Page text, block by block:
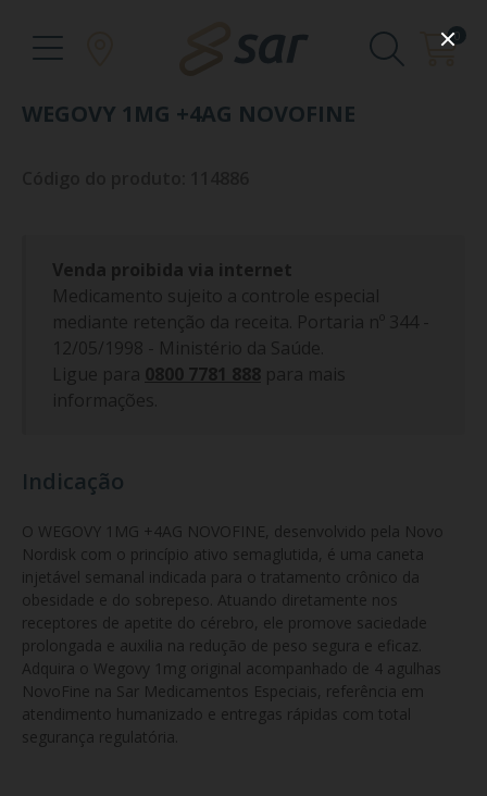
0
WEGOVY 1MG +4AG NOVOFINE
Venda proibida via internet
Medicamento sujeito a controle especial
mediante retenção da receita. Portaria nº 344 -
12/05/1998 - Ministério da Saúde.
Ligue para 0800 7781 888 para mais
informações.
Indicação
O WEGOVY 1MG +4AG NOVOFINE, desenvolvido pela Novo
Nordisk com o princípio ativo semaglutida, é uma caneta
injetável semanal indicada para o tratamento crônico da
obesidade e do sobrepeso. Atuando diretamente nos
receptores de apetite do cérebro, ele promove saciedade
prolongada e auxilia na redução de peso segura e eficaz.
Adquira o Wegovy 1mg original acompanhado de 4 agulhas
NovoFine na Sar Medicamentos Especiais, referência em
atendimento humanizado e entregas rápidas com total
segurança regulatória.